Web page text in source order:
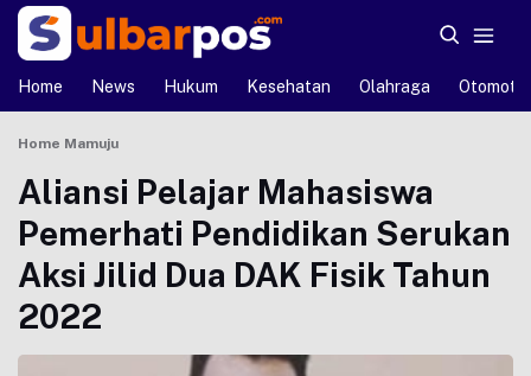
Home News Hukum Kesehatan Olahraga Otomotif
Home Mamuju
Aliansi Pelajar Mahasiswa
Pemerhati Pendidikan Serukan
Aksi Jilid Dua DAK Fisik Tahun
2022